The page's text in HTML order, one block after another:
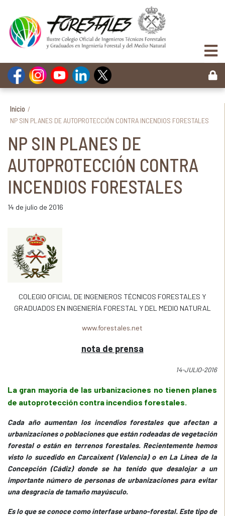
Inicio /
NP SIN PLANES DE AUTOPROTECCIÓN CONTRA INCENDIOS FORESTALES
NP SIN PLANES DE
AUTOPROTECCIÓN CONTRA
INCENDIOS FORESTALES
14 de julio de 2016
COLEGIO OFICIAL DE INGENIEROS TÉCNICOS FORESTALES Y
GRADUADOS EN INGENIERÍA FORESTAL Y DEL MEDIO NATURAL
www.forestales.net
nota de prensa
14-JULIO-2016
La gran mayoría de las urbanizaciones no tienen planes
de autoprotección contra incendios forestales.
Cada año aumentan los incendios forestales que afectan a
urbanizaciones o poblaciones que están rodeadas de vegetación
forestal o están en terrenos forestales. Recientemente hemos
visto lo sucedido en Carcaixent (Valencia) o en La Línea de la
Concepción (Cádiz) donde se ha tenido que desalojar a un
importante número de personas de urbanizaciones para evitar
una desgracia de tamaño mayúsculo.
Es lo que se conoce como interfase urbano-forestal. Este tipo de